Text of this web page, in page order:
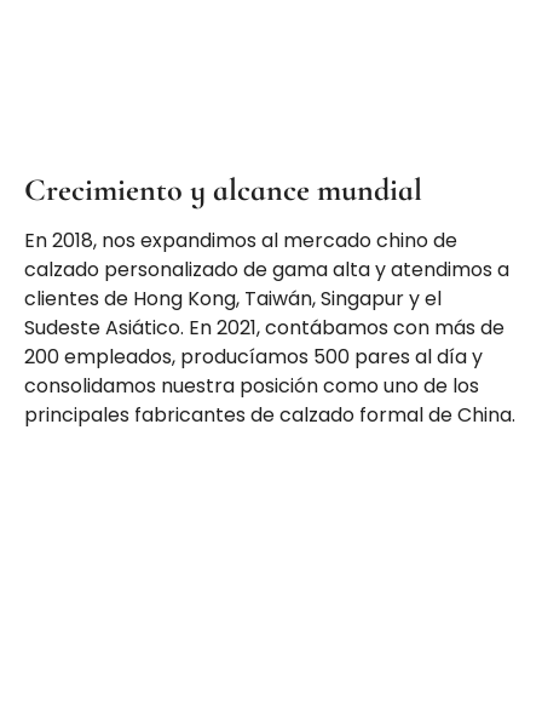
Crecimiento y alcance mundial
En 2018, nos expandimos al mercado chino de
calzado personalizado de gama alta y atendimos a
clientes de Hong Kong, Taiwán, Singapur y el
Sudeste Asiático. En 2021, contábamos con más de
200 empleados, producíamos 500 pares al día y
consolidamos nuestra posición como uno de los
principales fabricantes de calzado formal de China.